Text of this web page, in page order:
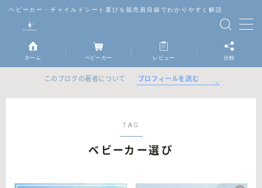
ベビーカー・チャイルドシート選びを販売員目線でわかりやすく解説
MENU
ベビーカー
ホーム ベビーカー レビュー 比較
このブログの著者について プロフィールを読む
TAG
ベビーカー選び